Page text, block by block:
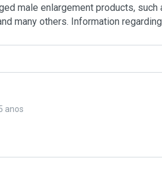
male enlargement products,
many others. Information
anos